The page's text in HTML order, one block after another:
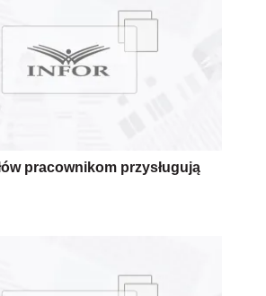
pracownikom przysługują